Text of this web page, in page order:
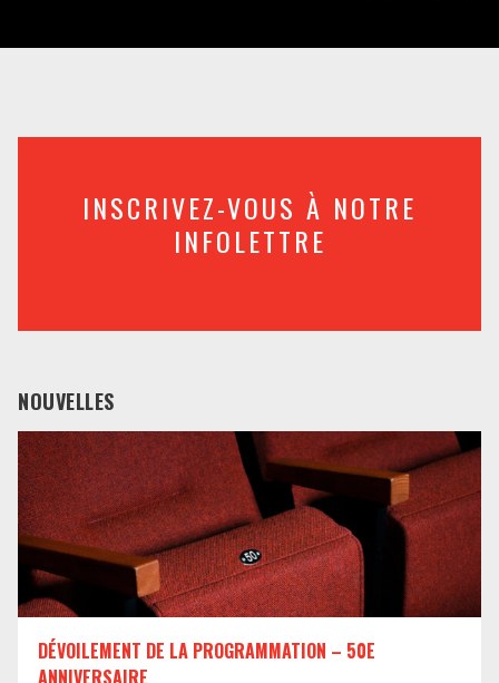
INSCRIVEZ-VOUS À NOTRE
INFOLETTRE
NOUVELLES
DÉVOILEMENT DE LA PROGRAMMATION – 50E
ANNIVERSAIRE